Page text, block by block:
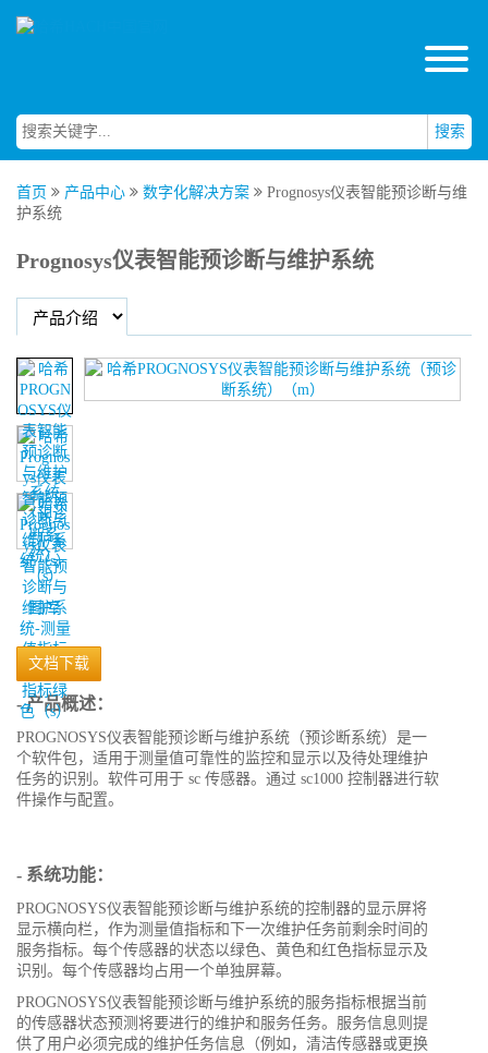
搜索
首页 产品中心 数字化解决方案
Prognosys仪表智能预诊断与维
护系统
Prognosys仪表智能预诊断与维护系统
图库
文档下载
- 产品概述：
PROGNOSYS仪表智能预诊断与维护系统（预诊断系统）是一
个软件包，适用于测量值可靠性的监控和显示以及待处理维护
任务的识别。软件可用于 sc 传感器。通过 sc1000 控制器进行软
件操作与配置。
- 系统功能：
PROGNOSYS仪表智能预诊断与维护系统的控制器的显示屏将
显示横向栏，作为测量值指标和下一次维护任务前剩余时间的
服务指标。每个传感器的状态以绿色、黄色和红色指标显示及
识别。每个传感器均占用一个单独屏幕。
PROGNOSYS仪表智能预诊断与维护系统的服务指标根据当前
的传感器状态预测将要进行的维护和服务任务。服务信息则提
供了用户必须完成的维护任务信息（例如，清洁传感器或更换